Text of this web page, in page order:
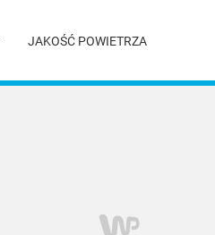
JAKOŚĆ POWIETRZA